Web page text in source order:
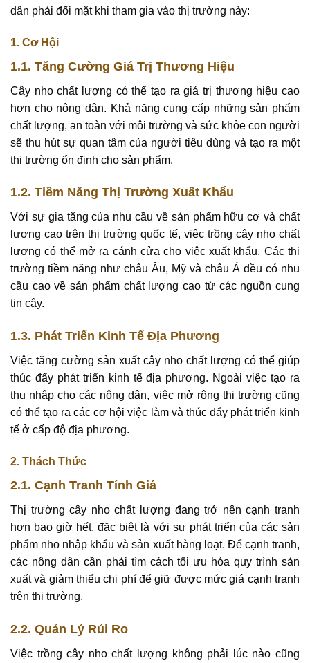
dân phải đối mặt khi tham gia vào thị trường này:
1. Cơ Hội
1.1. Tăng Cường Giá Trị Thương Hiệu
Cây nho chất lượng có thể tạo ra giá trị thương hiệu cao
hơn cho nông dân. Khả năng cung cấp những sản phẩm
chất lượng, an toàn với môi trường và sức khỏe con người
sẽ thu hút sự quan tâm của người tiêu dùng và tạo ra một
thị trường ổn định cho sản phẩm.
1.2. Tiềm Năng Thị Trường Xuất Khẩu
Với sự gia tăng của nhu cầu về sản phẩm hữu cơ và chất
lượng cao trên thị trường quốc tế, việc trồng cây nho chất
lượng có thể mở ra cánh cửa cho việc xuất khẩu. Các thị
trường tiềm năng như châu Âu, Mỹ và châu Á đều có nhu
cầu cao về sản phẩm chất lượng cao từ các nguồn cung
tin cậy.
1.3. Phát Triển Kinh Tế Địa Phương
Việc tăng cường sản xuất cây nho chất lượng có thể giúp
thúc đẩy phát triển kinh tế địa phương. Ngoài việc tạo ra
thu nhập cho các nông dân, việc mở rộng thị trường cũng
có thể tạo ra các cơ hội việc làm và thúc đẩy phát triển kinh
tế ở cấp độ địa phương.
2. Thách Thức
2.1. Cạnh Tranh Tính Giá
Thị trường cây nho chất lượng đang trở nên cạnh tranh
hơn bao giờ hết, đặc biệt là với sự phát triển của các sản
phẩm nho nhập khẩu và sản xuất hàng loạt. Để cạnh tranh,
các nông dân cần phải tìm cách tối ưu hóa quy trình sản
xuất và giảm thiểu chi phí để giữ được mức giá cạnh tranh
trên thị trường.
2.2. Quản Lý Rủi Ro
Việc trồng cây nho chất lượng không phải lúc nào cũng